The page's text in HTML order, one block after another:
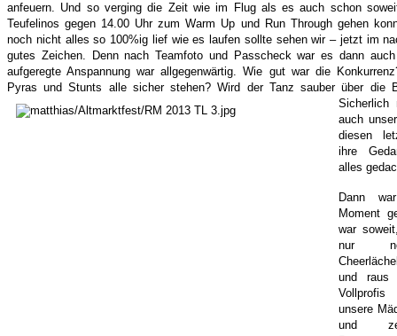
anfeuern. Und so verging die Zeit wie im Flug als es auch schon
Teufelinos gegen 14.00 Uhr zum Warm Up und Run Through gehen
noch nicht alles so 100%ig lief wie es laufen sollte sehen wir – jetzt im
gutes Zeichen. Denn nach Teamfoto und Passcheck war es dann
aufgeregte Anspannung war allgegenwärtig. Wie gut war die
Pyras und Stunts alle sicher stehen? Wird der Tanz sauber über die
Sicherlich
auch
diesen
ihre
alles
Dann
Moment
war
nur
und raus
unsere
und